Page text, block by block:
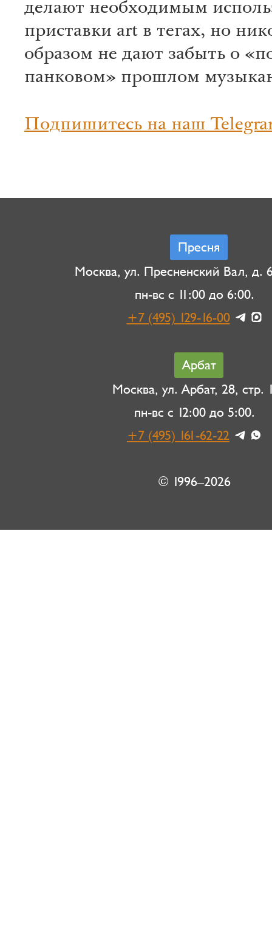
делают необходимым
приставки art в тегах, но
образом не дают забыть о
панковом» прошлом
Подпишитесь на наш
Пресня
Москва, ул. Пресненский Вал, д.
пн-вс с 11:00 до 6:00.
+7 (495) 129-16-00
Арбат
Москва, ул. Арбат, 28, стр.
пн-вс с 12:00 до 5:00.
+7 (495) 161-62-22
© 1996–2026